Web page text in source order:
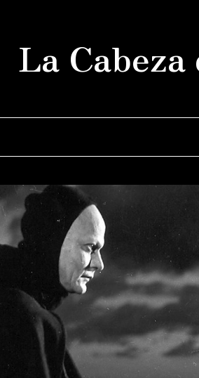
La